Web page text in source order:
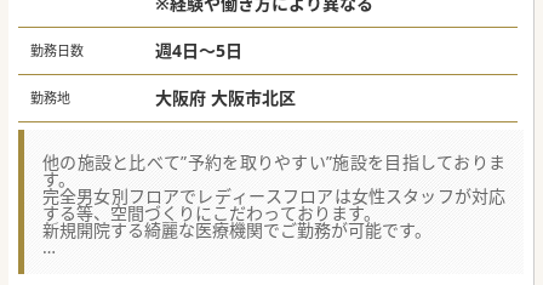
勤務日数 週4日～5日
勤務地 大阪府 大阪市北区
他の施設と比べて”予約を取りやすい”施設を目指しておりま
す。
完全男女別フロアでレディースフロアは女性スタッフが対応
する等、空間づくりにこだわっております。
新規開院する綺麗な医療機関でご勤務が可能です。